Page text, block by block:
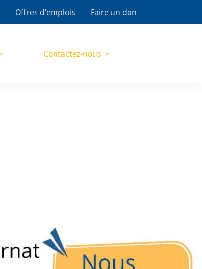
Offres d’emplois Faire un don
Contactez-nous